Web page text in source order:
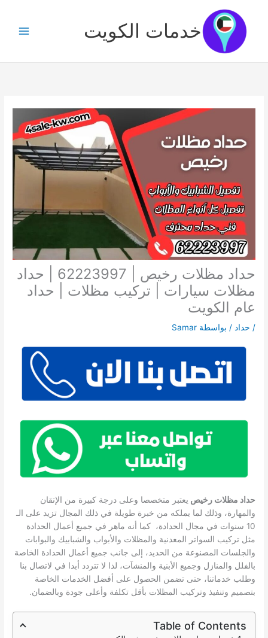
المحتوى
خدمات الكويت
حداد مظلات رخيص | 62223997 | حداد
مظلات سيارات | تركيب مظلات | حداد
عام الكويت
/ حداد / بواسطة Samar
حداد مظلات رخيص يعتبر متخصصا وعلى درجة كبيرة من الإتقان
والمهارة، وذلك لما يملكه من خبرة طويلة في ذلك المجال تزيد على الـ
10 سنوات في مجال الحدادة، كما أنه ماهر في جميع أعمال الحدادة
مثل تركيب السواتر المعدنية والمظلات والأبواب والشبابيك والبوابات
والجلسات المصنوعة من الحديد، إلى جانب جميع أعمال الحدادة الخاصة
بالفلل والمنازل وجميع الأبنية والمنشآت، لذا لا تتردد أبدا في لاتصال بنا
وطلب خدماتنا، حتى تضمن الحصول على أفضل الخدمات الخاصة
بتصميم وتنفيذ وتركيب المظلات بأقل تكلفة وأعلى جودة وبالضمان.
Table of Contents